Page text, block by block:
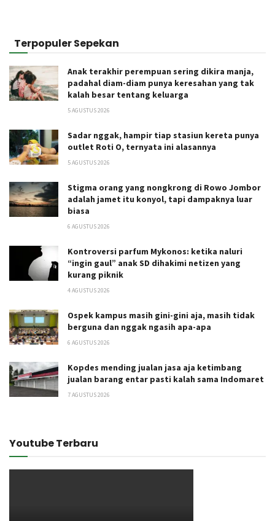
Terpopuler Sepekan
Anak terakhir perempuan sering dikira manja,
padahal diam-diam punya keresahan yang tak
kalah besar tentang keluarga
5 AGUSTUS 2026
Sadar nggak, hampir tiap stasiun kereta punya
outlet Roti O, ternyata ini alasannya
5 AGUSTUS 2026
Stigma orang yang nongkrong di Rowo Jombor
adalah jamet itu konyol, tapi dampaknya luar
biasa
6 AGUSTUS 2026
Kontroversi parfum Mykonos: ketika naluri
“ingin gaul” anak SD dihakimi netizen yang
kurang piknik
4 AGUSTUS 2026
Ospek kampus masih gini-gini aja, masih tidak
berguna dan nggak ngasih apa-apa
6 AGUSTUS 2026
Kopdes mending jualan jasa aja ketimbang
jualan barang entar pasti kalah sama Indomaret
7 AGUSTUS 2026
Youtube Terbaru